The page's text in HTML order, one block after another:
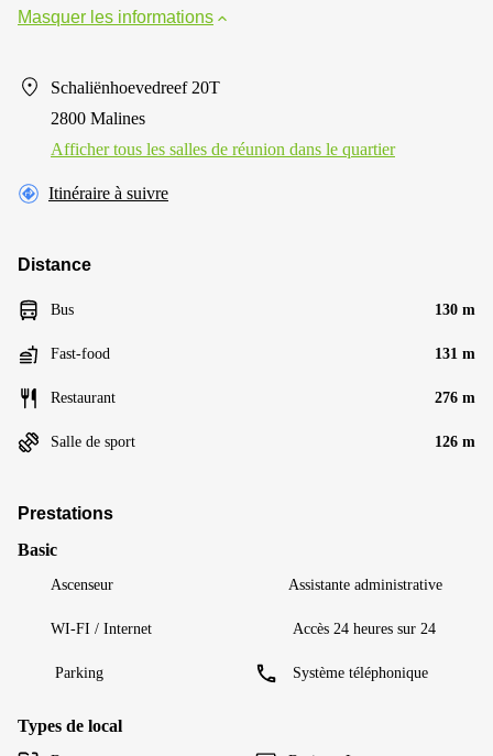
Masquer les informations
Schaliënhoevedreef 20T
2800 Malines
Afficher tous les salles de réunion dans le quartier
Itinéraire à suivre
Distance
Bus 130 m
Fast-food 131 m
Restaurant 276 m
Salle de sport 126 m
Prestations
Basic
Ascenseur Assistante administrative
WI-FI / Internet Accès 24 heures sur 24
Parking Système téléphonique
Types de local